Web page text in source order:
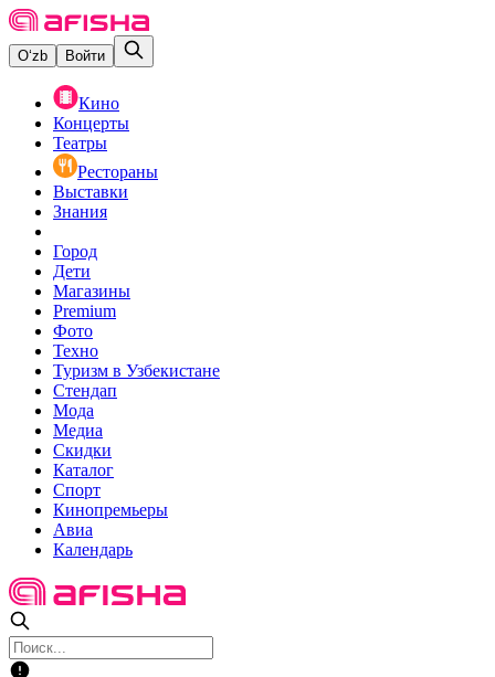
O‘zb Войти
Кино
Концерты
Театры
Рестораны
Выставки
Знания
Город
Дети
Магазины
Premium
Фото
Техно
Туризм в Узбекистане
Стендап
Мода
Медиа
Скидки
Каталог
Спорт
Кинопремьеры
Авиа
Календарь